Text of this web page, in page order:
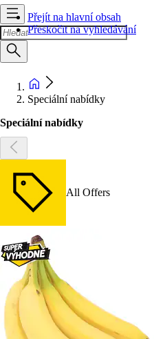
Přejít na hlavní obsah
Přeskočit na vyhledávání
Speciální nabídky
Speciální nabídky
All Offers